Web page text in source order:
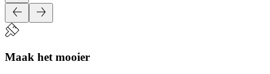
Maak het mooier